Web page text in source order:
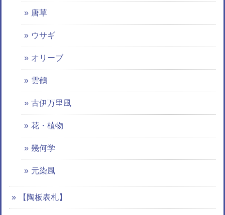
唐草
ウサギ
オリーブ
雲鶴
古伊万里風
花・植物
幾何学
元染風
【陶板表札】